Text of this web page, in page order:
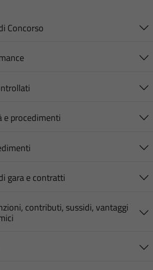
Concorso
e procedimenti
gara e contratti
contributi, sussidi, vantaggi